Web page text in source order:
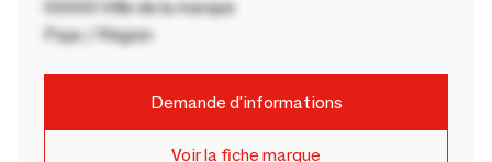
00000 Ville de la marque
Pays / Région
Demande d'informations
Voir la fiche marque